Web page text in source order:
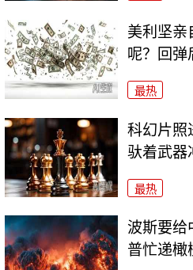
美利坚亲
呢？回弹
最热
科幻片照
驮着武器
最热
波斯要给
普忙递橄